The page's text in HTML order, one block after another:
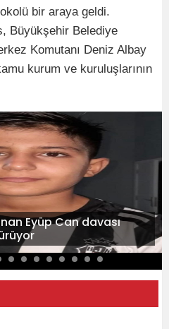
bir araya geldi.
Büyükşehir Belediye
Komutanı Deniz Albay
kurum ve kuruluşlarının
Eyüp Can davası